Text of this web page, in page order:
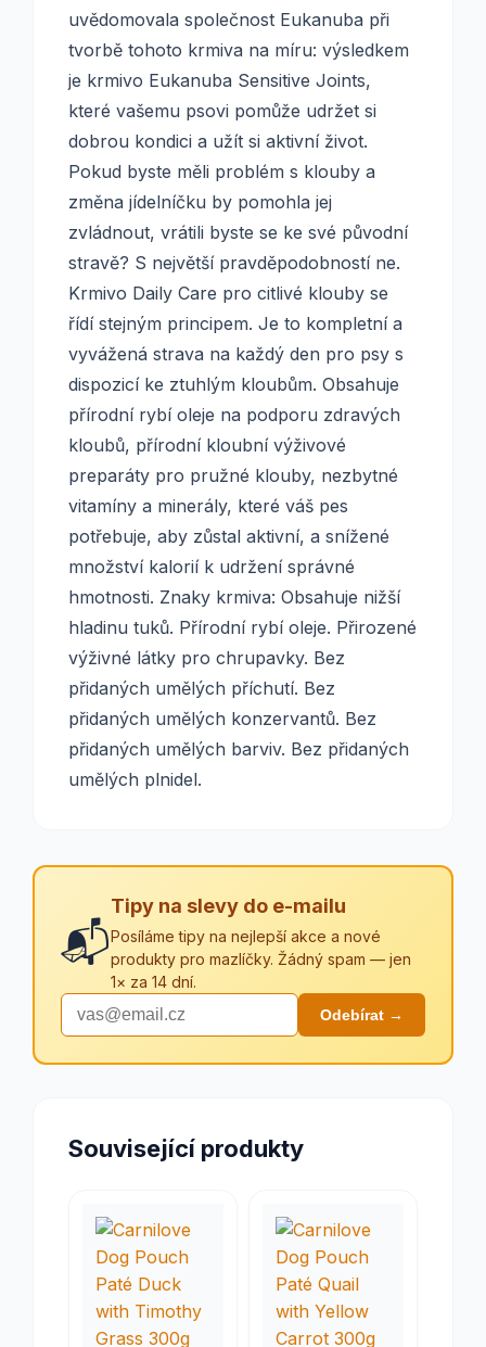
uvědomovala společnost Eukanuba při
tvorbě tohoto krmiva na míru: výsledkem
je krmivo Eukanuba Sensitive Joints,
které vašemu psovi pomůže udržet si
dobrou kondici a užít si aktivní život.
Pokud byste měli problém s klouby a
změna jídelníčku by pomohla jej
zvládnout, vrátili byste se ke své původní
stravě? S největší pravděpodobností ne.
Krmivo Daily Care pro citlivé klouby se
řídí stejným principem. Je to kompletní a
vyvážená strava na každý den pro psy s
dispozicí ke ztuhlým kloubům. Obsahuje
přírodní rybí oleje na podporu zdravých
kloubů, přírodní kloubní výživové
preparáty pro pružné klouby, nezbytné
vitamíny a minerály, které váš pes
potřebuje, aby zůstal aktivní, a snížené
množství kalorií k udržení správné
hmotnosti. Znaky krmiva: Obsahuje nižší
hladinu tuků. Přírodní rybí oleje. Přirozené
výživné látky pro chrupavky. Bez
přidaných umělých příchutí. Bez
přidaných umělých konzervantů. Bez
přidaných umělých barviv. Bez přidaných
umělých plnidel.
📬
Tipy na slevy do e-mailu
Posíláme tipy na nejlepší akce a nové
produkty pro mazlíčky. Žádný spam — jen
1× za 14 dní.
Odebírat →
Související produkty